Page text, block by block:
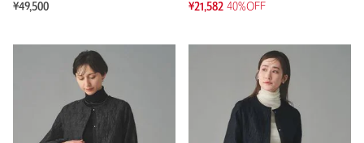
¥49,500
¥21,582 40%OFF